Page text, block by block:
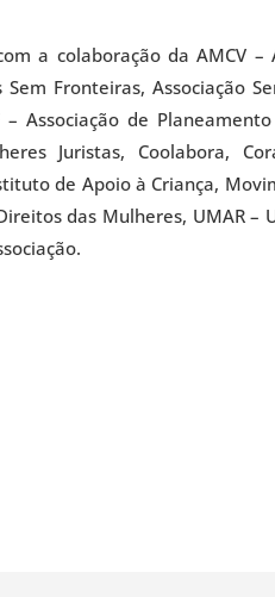
a colaboração da AMCV
Sem Fronteiras, Associação
Associação de
Juristas, Coolabora,
de Apoio à Criança,
das Mulheres, UMAR